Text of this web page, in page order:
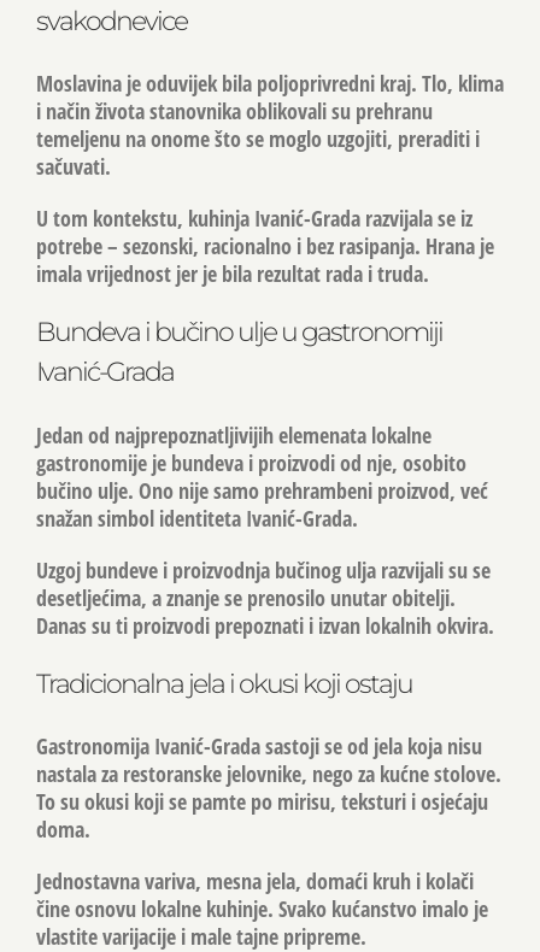
svakodnevice
Moslavina je oduvijek bila poljoprivredni kraj. Tlo, klima
i način života stanovnika oblikovali su prehranu
temeljenu na onome što se moglo uzgojiti, preraditi i
sačuvati.
U tom kontekstu, kuhinja Ivanić-Grada razvijala se iz
potrebe – sezonski, racionalno i bez rasipanja. Hrana je
imala vrijednost jer je bila rezultat rada i truda.
Bundeva i bučino ulje u gastronomiji
Ivanić-Grada
Jedan od najprepoznatljivijih elemenata lokalne
gastronomije je bundeva i proizvodi od nje, osobito
bučino ulje. Ono nije samo prehrambeni proizvod, već
snažan simbol identiteta Ivanić-Grada.
Uzgoj bundeve i proizvodnja bučinog ulja razvijali su se
desetljećima, a znanje se prenosilo unutar obitelji.
Danas su ti proizvodi prepoznati i izvan lokalnih okvira.
Tradicionalna jela i okusi koji ostaju
Gastronomija Ivanić-Grada sastoji se od jela koja nisu
nastala za restoranske jelovnike, nego za kućne stolove.
To su okusi koji se pamte po mirisu, teksturi i osjećaju
doma.
Jednostavna variva, mesna jela, domaći kruh i kolači
čine osnovu lokalne kuhinje. Svako kućanstvo imalo je
vlastite varijacije i male tajne pripreme.